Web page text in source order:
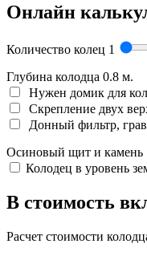
Онлайн
Количество колец 1
Глубина колодца 0.8 м.
Нужен домик для
Скрепление двух
Донный фильтр,
Осиновый щит и камень
Колодец в уровень
В стоимость
Расчет стоимости